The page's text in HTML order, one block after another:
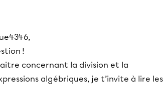
!
concernant la division et la
algébriques, je t’invite à lire les